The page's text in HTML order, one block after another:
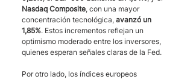
Nasdaq Composite, con una mayor
concentración tecnológica, avanzó un
1,85%. Estos incrementos reflejan un
optimismo moderado entre los inversores,
quienes esperan señales claras de la Fed.
Por otro lado, los índices europeos